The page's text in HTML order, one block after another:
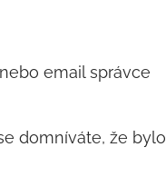
email správce
domníváte, že bylo